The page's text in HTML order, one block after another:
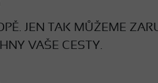
JEN TAK MŮŽEME
VAŠE CESTY.